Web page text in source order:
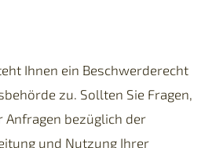
Ihnen ein Beschwerderecht
zu. Sollten Sie Fragen,
Anfragen bezüglich der
und Nutzung Ihrer